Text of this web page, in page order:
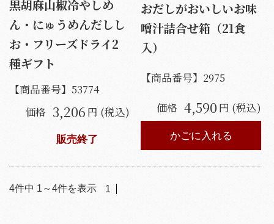
黒胡麻山椒冷やしめ
ん・にゅうめんだしし
お・フリーズドライ2
種ギフト
【商品番号】 53774
価格 3,206 円 (税込)
販売終了
おだしがおいしいお味
噌汁詰合せ箱（21食
入）
【商品番号】 2975
価格 4,590 円 (税込)
かごに入れる
4件中 1 ～4件を表示 1